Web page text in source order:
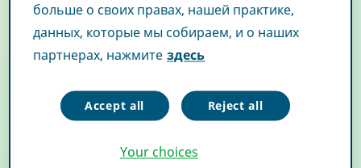
Новый двухмерный штрих-код
защищает от подделки
Читать далее
больше о своих правах, нашей практике,
данных, которые мы собираем, и о наших
партнерах, нажмите здесь
Accept all Reject all
Your choices